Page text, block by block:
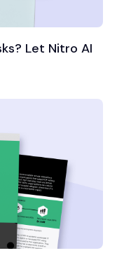
Let Nitro AI